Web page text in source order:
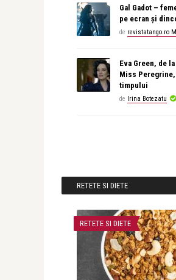
Gal Gadot –
pe ecran și
de revistatango.ro
Eva Green, de
Miss Peregrine,
timpului
de Irina Botezatu
RETETE SI DIETE
RETETE SI DIETE